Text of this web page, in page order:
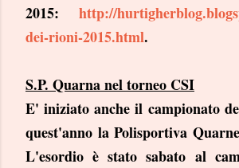
2015: http://
dei-rioni-2015.html.
S.P. Quarna nel torneo CSI
E' iniziato anche il campionato
quest'anno la Polisportiva
L'esordio è stato sabato al